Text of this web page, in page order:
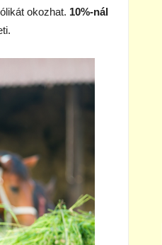
okozhat. 10%-nál